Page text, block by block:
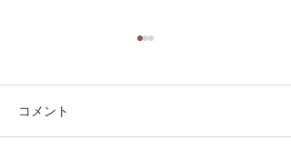
コメント